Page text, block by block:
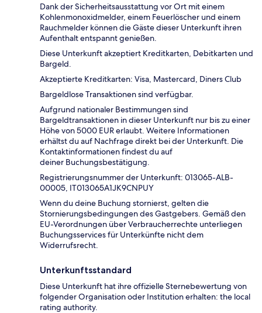
Dank der Sicherheitsausstattung vor Ort mit einem
Kohlenmonoxidmelder, einem Feuerlöscher und einem
Rauchmelder können die Gäste dieser Unterkunft ihren
Aufenthalt entspannt genießen.
Diese Unterkunft akzeptiert Kreditkarten, Debitkarten und
Bargeld.
Akzeptierte Kreditkarten: Visa, Mastercard, Diners Club
Bargeldlose Transaktionen sind verfügbar.
Aufgrund nationaler Bestimmungen sind
Bargeldtransaktionen in dieser Unterkunft nur bis zu einer
Höhe von 5000 EUR erlaubt. Weitere Informationen
erhältst du auf Nachfrage direkt bei der Unterkunft. Die
Kontaktinformationen findest du auf
deiner Buchungsbestätigung.
Registrierungsnummer der Unterkunft: 013065-ALB-
00005, IT013065A1JK9CNPUY
Wenn du deine Buchung stornierst, gelten die
Stornierungsbedingungen des Gastgebers. Gemäß den
EU-Verordnungen über Verbraucherrechte unterliegen
Buchungsservices für Unterkünfte nicht dem
Widerrufsrecht.
Unterkunftsstandard
Diese Unterkunft hat ihre offizielle Sternebewertung von
folgender Organisation oder Institution erhalten: the local
rating authority.